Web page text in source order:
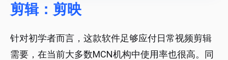
剪辑：剪映
针对初学者而言，这款软件足够应付日常视频剪辑
需要，在当前大多数MCN机构中使用率也很高。同